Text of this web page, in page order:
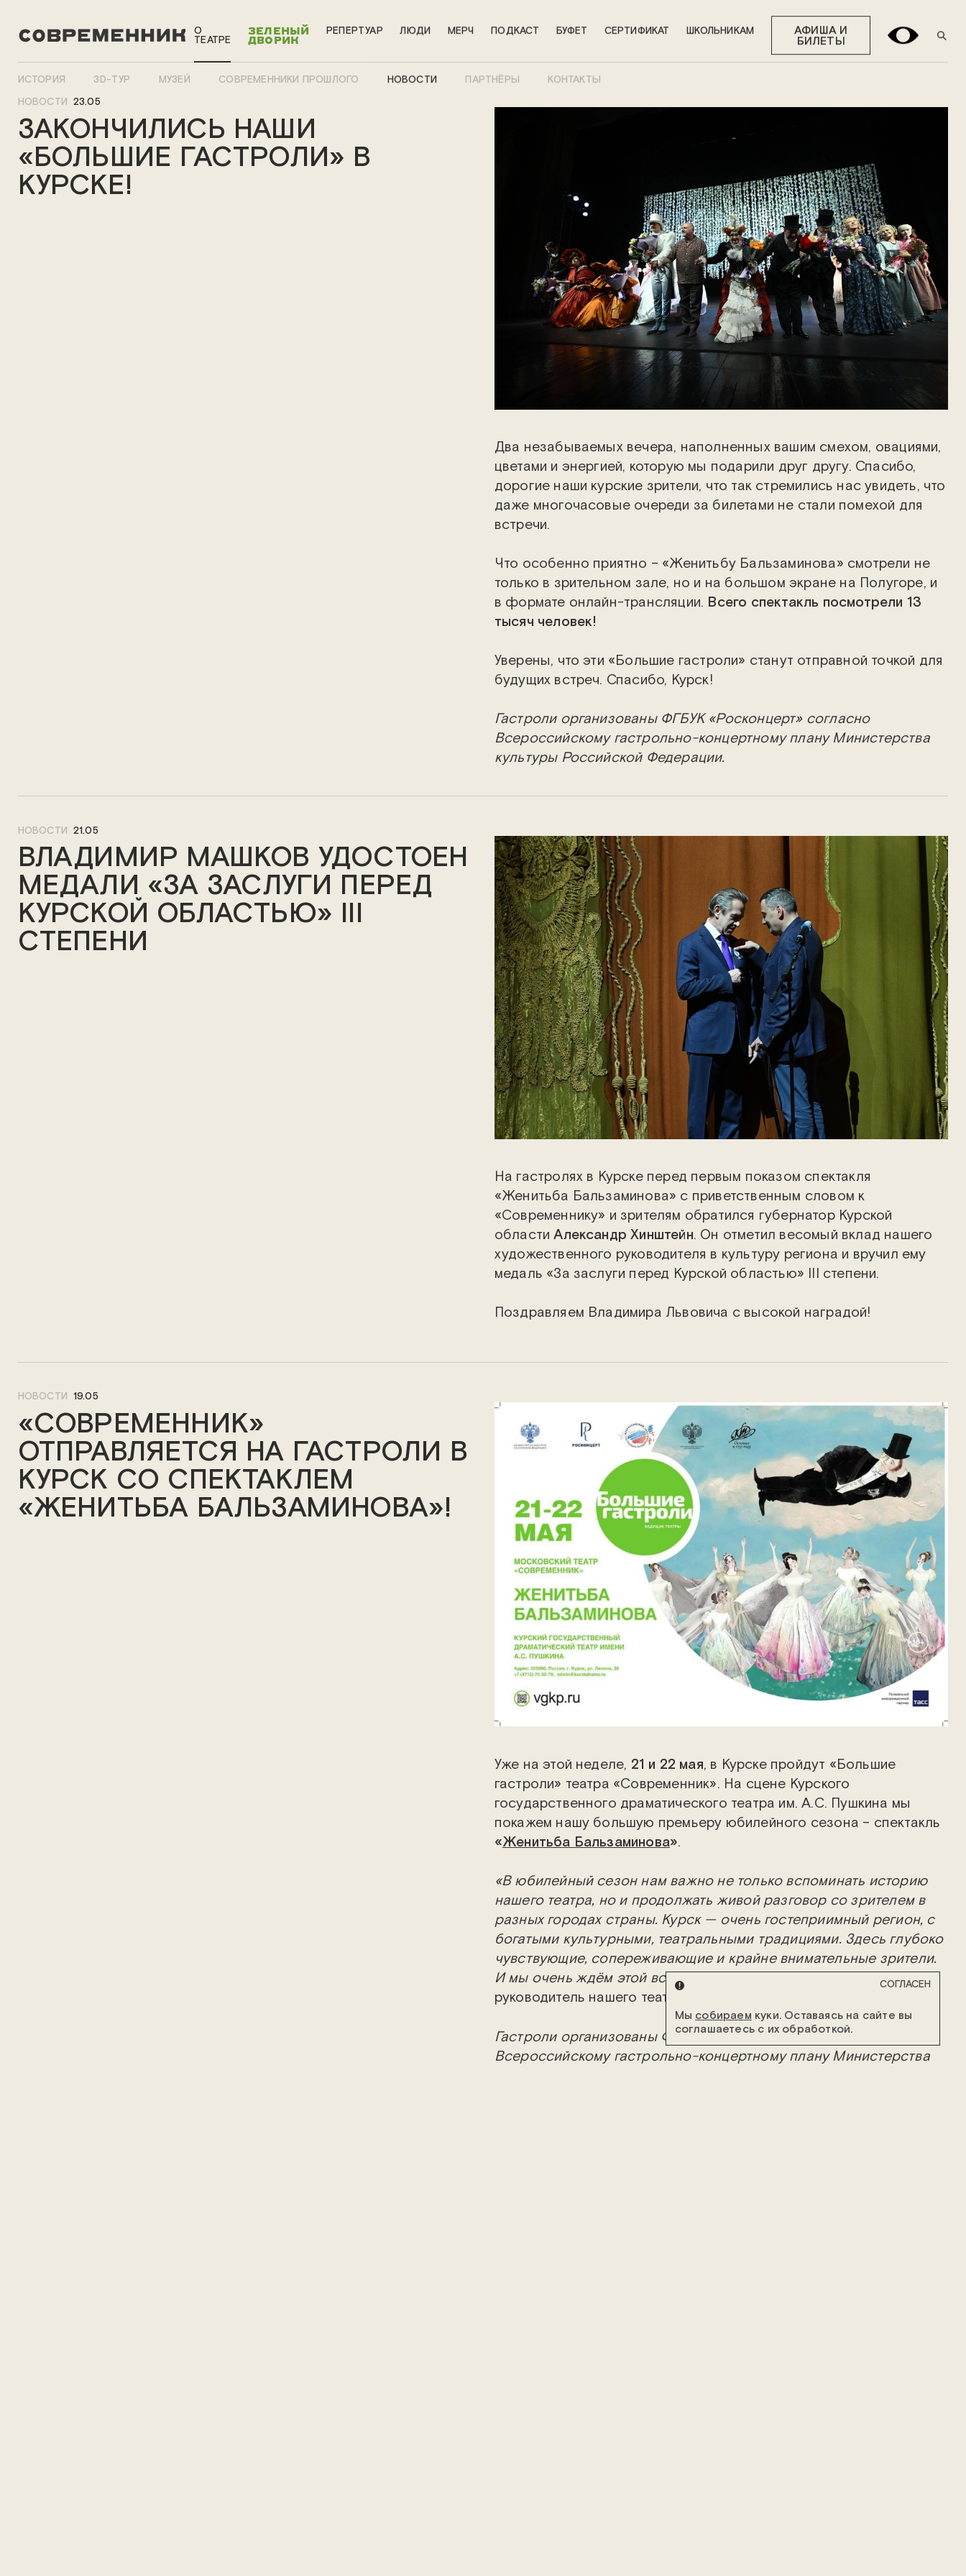
О
ТЕАТРЕ
ЗЕЛЕНЫЙ
ДВОРИК
РЕПЕРТУАР ЛЮДИ МЕРЧ ПОДКАСТ БУФЕТ СЕРТИФИКАТ ШКОЛЬНИКАМ АФИША И
БИЛЕТЫ
ИСТОРИЯ 3D-ТУР МУЗЕЙ СОВРЕМЕННИКИ ПРОШЛОГО НОВОСТИ ПАРТНЁРЫ
КОНТАКТЫ
НОВОСТИ 23.05
ЗАКОНЧИЛИСЬ НАШИ
«БОЛЬШИЕ ГАСТРОЛИ» В
КУРСКЕ!
Два незабываемых вечера, наполненных вашим смехом, овациями,
цветами и энергией, которую мы подарили друг другу. Спасибо,
дорогие наши курские зрители, что так стремились нас увидеть, что
даже многочасовые очереди за билетами не стали помехой для
встречи.
Что особенно приятно – «Женитьбу Бальзаминова» смотрели не
только в зрительном зале, но и на большом экране на Полугоре, и
в формате онлайн-трансляции. Всего спектакль посмотрели 13
тысяч человек!
Уверены, что эти «Большие гастроли» станут отправной точкой для
будущих встреч. Спасибо, Курск!
Гастроли организованы ФГБУК «Росконцерт» согласно
Всероссийскому гастрольно-концертному плану Министерства
культуры Российской Федерации.
НОВОСТИ 21.05
ВЛАДИМИР МАШКОВ УДОСТОЕН
МЕДАЛИ «ЗА ЗАСЛУГИ ПЕРЕД
КУРСКОЙ ОБЛАСТЬЮ» III
СТЕПЕНИ
На гастролях в Курске перед первым показом спектакля
«Женитьба Бальзаминова» с приветственным словом к
«Современнику» и зрителям обратился губернатор Курской
областиАлександр Хинштейн. Он отметил весомый вклад нашего
художественного руководителя в культуру региона и вручил ему
медаль «За заслуги перед Курской областью» III степени.
Поздравляем Владимира Львовича с высокой наградой!
НОВОСТИ 19.05
«СОВРЕМЕННИК»
ОТПРАВЛЯЕТСЯ НА ГАСТРОЛИ В
КУРСК СО СПЕКТАКЛЕМ
«ЖЕНИТЬБА БАЛЬЗАМИНОВА»!
Уже на этой неделе, 21 и 22 мая, в Курске пройдут «Большие
гастроли» театра «Современник». На сцене Курского
государственного драматического театра им. А.С. Пушкина мы
покажем нашу большую премьеру юбилейного сезона – спектакль
«Женитьба Бальзаминова».
«В юбилейный сезон нам важно не только вспоминать историю
нашего театра, но и продолжать живой разговор со зрителем в
разных городах страны. Курск — очень гостеприимный регион, с
богатыми культурными, театральными традициями. Здесь глубоко
чувствующие, сопереживающие и крайне внимательные зрители.
И мы очень ждём этой встречи»,
– отметил художественный
руководитель нашего театра
Гастроли организованы ФГБУК «Росконцерт» согласно
Всероссийскому гастрольно-концертному плану Министерства
Мы собираем куки. Оставаясь на сайте вы
соглашаетесь с их обработкой.
СОГЛАСЕН